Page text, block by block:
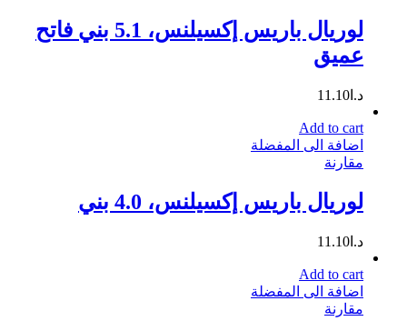
لوريال باريس إكسيلنس، 5.1 بني فاتح
عميق
د.ا 11.10
Add to cart
اضافة الى المفضلة
مقارنة
لوريال باريس إكسيلنس، 4.0 بني
د.ا 11.10
Add to cart
اضافة الى المفضلة
مقارنة